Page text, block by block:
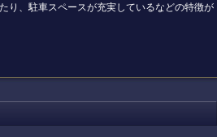
り、駐車スペースが充実しているなどの特徴が